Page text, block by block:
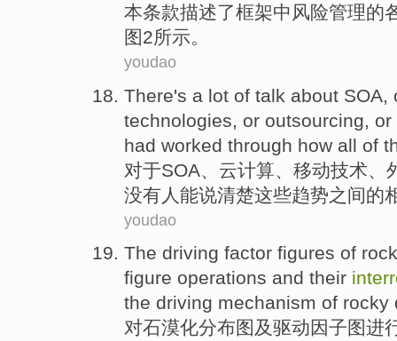
本条款描述了框架中 风险管理的
图2所示。
youdao
There's a lot of talk about SOA
technologies , or outsourcing ,
had worked through how all of
对于SOA 云计算 移动技术
没有 人能说清楚这些趋势之间的
youdao
The driving factor figures of
figure operations and their
the driving mechanism of rocky
对石漠化分布图及驱动因子图进